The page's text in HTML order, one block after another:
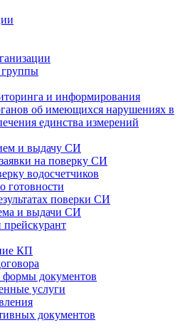
и информирования
об имеющихся нарушениях в
единства измерений
и выдачу СИ
на поверку СИ
водосчетчиков
готовности
поверки СИ
и выдачи СИ
КП
документов
услуги
документов